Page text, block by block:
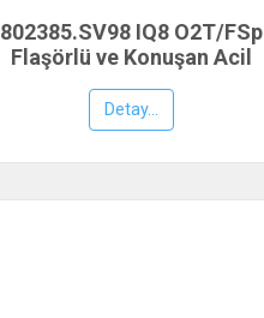
802385.SV98 IQ8 O2T/FSp
Flaşörlü ve Konuşan Acil
Anonslu Duman Dedektörü,
ESSER by Honeywell
Detay...